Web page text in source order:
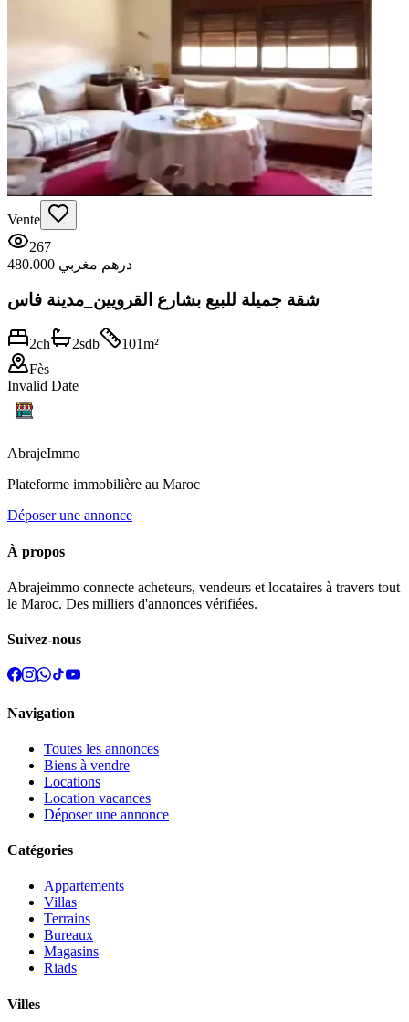
Vente
267
480.000 درهم مغربي
شقة جميلة للبيع بشارع القرويين_مدينة فاس
2ch 2sdb 101m²
Fès
Invalid Date
AbrajeImmo
Plateforme immobilière au Maroc
Déposer une annonce
À propos
Abrajeimmo connecte acheteurs, vendeurs et locataires à travers tout
le Maroc. Des milliers d'annonces vérifiées.
Suivez-nous
Navigation
Toutes les annonces
Biens à vendre
Locations
Location vacances
Déposer une annonce
Catégories
Appartements
Villas
Terrains
Bureaux
Magasins
Riads
Villes